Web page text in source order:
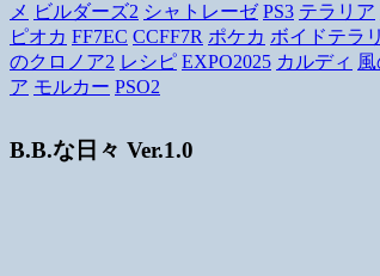
メ ビルダーズ2 シャトレーゼ PS3 テラリア
ピオカ FF7EC CCFF7R ポケカ ボイドテラ
のクロノア2 レシピ EXPO2025 カルディ
ア モルカー PSO2
B.B.な日々 Ver.1.0